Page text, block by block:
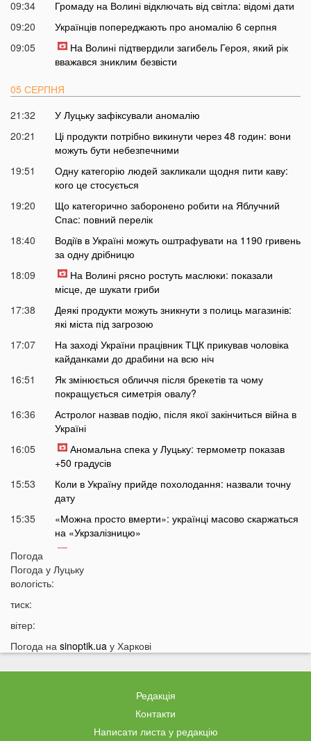
09:34
Громаду на Волині відключать від світла: відомі дати
09:20
Українців попереджають про аномалію 6 серпня
09:05
На Волині підтвердили загибель Героя, який рік
вважався зниклим безвісти
05 СЕРПНЯ
21:32
У Луцьку зафіксували аномалію
20:21
Ці продукти потрібно викинути через 48 годин: вони
можуть бути небезпечними
19:51
Одну категорію людей закликали щодня пити каву:
кого це стосується
19:20
Що категорично заборонено робити на Яблучний
Спас: повний перелік
18:40
Водіїв в Україні можуть оштрафувати на 1190 гривень
за одну дрібницю
18:09
На Волині рясно ростуть маслюки: показали
місце, де шукати гриби
17:38
Деякі продукти можуть зникнути з полиць магазинів:
які міста під загрозою
17:07
На заході України працівник ТЦК прикував чоловіка
кайданками до драбини на всю ніч
16:51
Як змінюється обличчя після брекетів та чому
покращується симетрія овалу?
16:36
Астролог назвав подію, після якої закінчиться війна в
Україні
16:05
Аномальна спека у Луцьку: термометр показав
+50 градусів
15:53
Коли в Україну прийде похолодання: назвали точну
дату
15:35
«Можна просто вмерти»: українці масово скаржаться
на «Укрзалізницю»
15:14
пішохідному переході: спалахнув новий скандал
14:46
14:30
14:15
«Не зупинився перед кортежем»: на Волині
спалахнув скандал через водія автобуса
Укртелеком у першому півріччі 2026 року: понад 95
модернізація інфраструктури та зростання нових
оптичних підключень
Погода
Погода у Луцьку
вологість:
тиск:
вітер:
Погода на sinoptik.ua у Харкові
Редакція
Контакти
Написати листа у редакцію